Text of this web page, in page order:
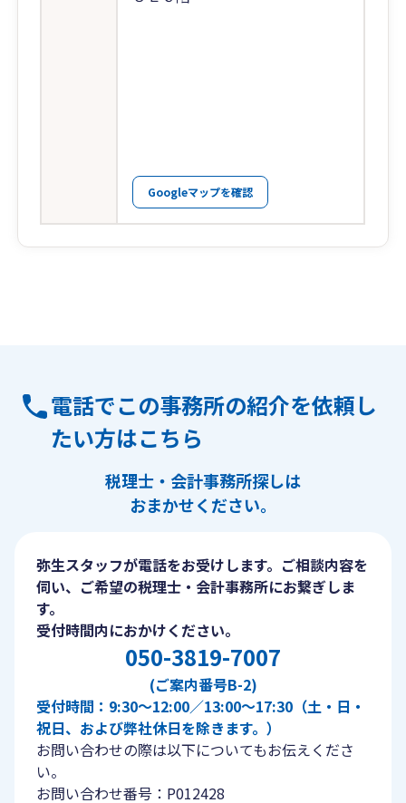
Googleマップを確認
電話でこの事務所の紹介を依頼し
たい方はこちら
税理士・会計事務所探しは
おまかせください。
弥生スタッフが電話をお受けします。ご相談内容を
伺い、ご希望の税理士・会計事務所にお繋ぎしま
す。
受付時間内におかけください。
050-3819-7007
(ご案内番号B-2)
受付時間：9:30〜12:00／13:00〜17:30（土・日・
祝日、および弊社休日を除きます。）
お問い合わせの際は以下についてもお伝えくださ
い。
お問い合わせ番号：P012428